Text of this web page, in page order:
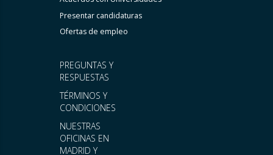
PREGUNTAS Y
RESPUESTAS
TÉRMINOS Y
CONDICIONES
NUESTRAS
OFICINAS EN
MADRID Y
Presentar candidaturas
Ofertas de empleo